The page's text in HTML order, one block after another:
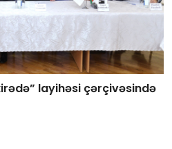
layihəsi çərçivəsində